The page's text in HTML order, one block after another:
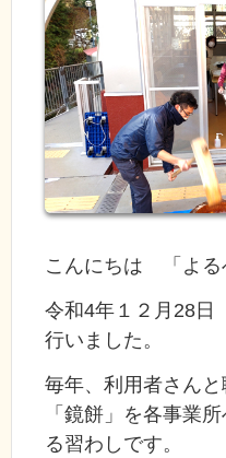
こんにちは 「よる
令和4年１２月28
行いました。
毎年、利用者さん
「鏡餅」を各事業
る習わしです。